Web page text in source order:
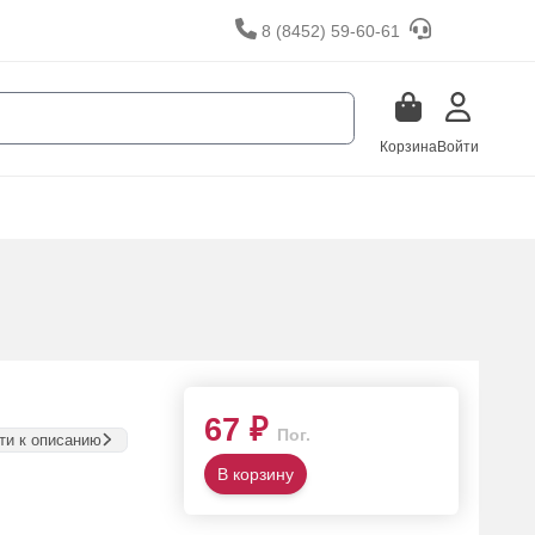
8 (8452) 59-60-61
КорзинаВойти
к описанию 67 ₽ Пог.
В корзину